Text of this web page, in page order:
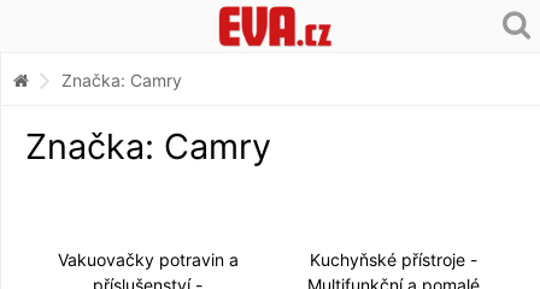
Značka: Camry
Značka: Camry
Vakuovačky potravin a
příslušenství -
Kuchyňské přístroje -
Multifunkční a pomalé